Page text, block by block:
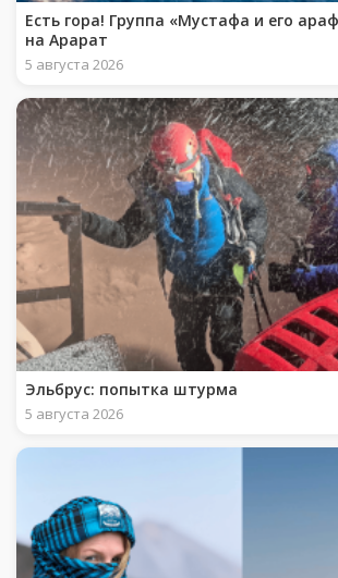
Есть гора! Группа «Мустафа и его
на Арарат
5 августа 2026
Эльбрус: попытка штурма
5 августа 2026